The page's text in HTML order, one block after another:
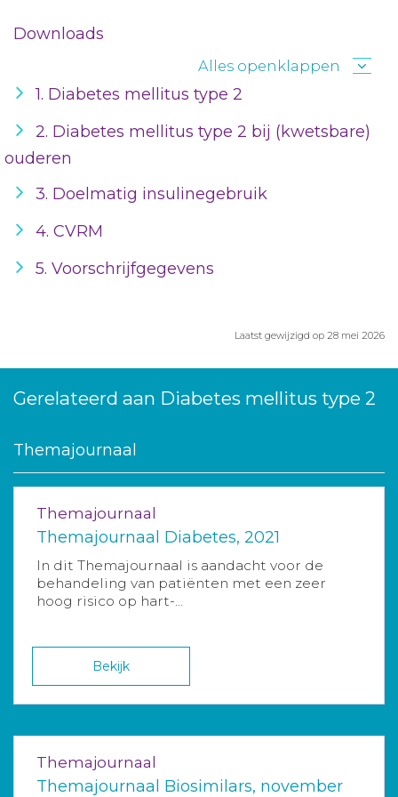
Downloads
Alles openklappen
1. Diabetes mellitus type 2
2. Diabetes mellitus type 2 bij (kwetsbare)
ouderen
3. Doelmatig insulinegebruik
4. CVRM
5. Voorschrijfgegevens
Laatst gewijzigd op 28 mei 2026
Gerelateerd aan Diabetes mellitus type 2
Themajournaal
Themajournaal
Themajournaal Diabetes, 2021
In dit Themajournaal is aandacht voor de
behandeling van patiënten met een zeer
hoog risico op hart-...
Bekijk
Themajournaal
Themajournaal Biosimilars, november